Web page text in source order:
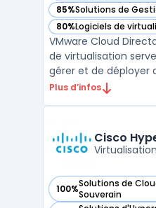
85%Solutions de
— voir VMware Cloud
80%Logiciels de
— voir VMware Cloud
VMware Cloud
de virtualisation
gérer et de déployer
Cloud hybrides et
tâches récurrentes
déploiement ...
Plus d’infos
Cisco
100%Solutions de
Souverain
— voir Cisco HyperFlex